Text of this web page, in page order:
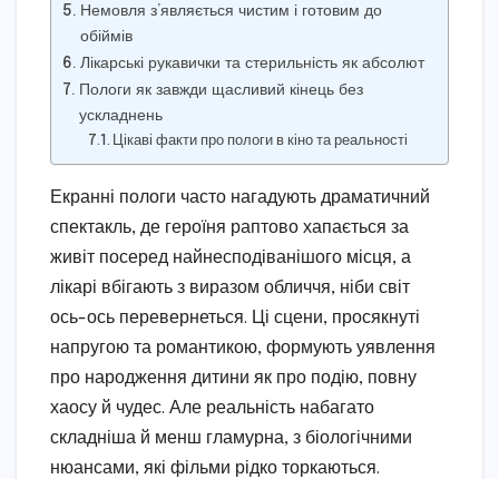
Немовля з’являється чистим і готовим до
обіймів
Лікарські рукавички та стерильність як абсолют
Пологи як завжди щасливий кінець без
ускладнень
Цікаві факти про пологи в кіно та реальності
Екранні пологи часто нагадують драматичний
спектакль, де героїня раптово хапається за
живіт посеред найнесподіванішого місця, а
лікарі вбігають з виразом обличчя, ніби світ
ось-ось перевернеться. Ці сцени, просякнуті
напругою та романтикою, формують уявлення
про народження дитини як про подію, повну
хаосу й чудес. Але реальність набагато
складніша й менш гламурна, з біологічними
нюансами, які фільми рідко торкаються.